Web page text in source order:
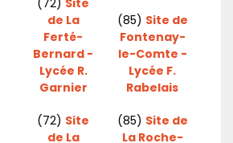
de La
Ferté-
Bernard -
Lycée R.
Garnier
(72) Site
de La
(85) Site de
Fontenay-
le-Comte -
Lycée F.
Rabelais
(85) Site de
La Roche-